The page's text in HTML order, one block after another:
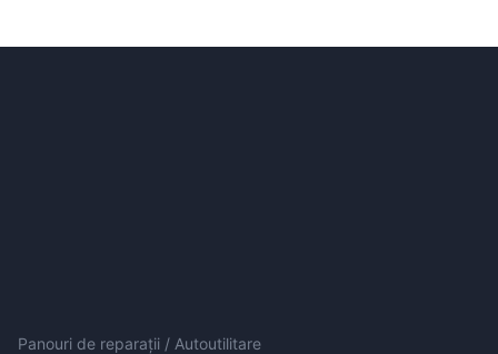
Panouri de reparații / Autoutilitare